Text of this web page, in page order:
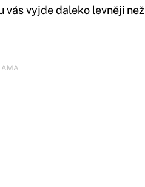
vás vyjde daleko levněji